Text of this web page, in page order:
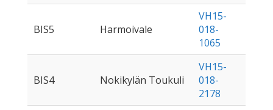
BIS5 Harmoivale
VH15-
018-
1065
BIS4 Nokikylän Toukuli
VH15-
018-
2178